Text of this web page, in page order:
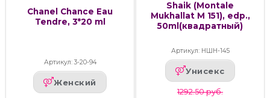
Chanel Chance Eau
Tendre, 3*20 ml
Артикул: 3-20-94
Женский
Shaik (Montale
Mukhallat M 151), edp.,
50ml(квадратный)
Артикул: НШН-145
Унисекс
1292.50 руб.